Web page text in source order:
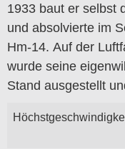
1933 baut er selbst
und absolvierte im
Hm-14. Auf der
wurde seine
Stand ausgestellt